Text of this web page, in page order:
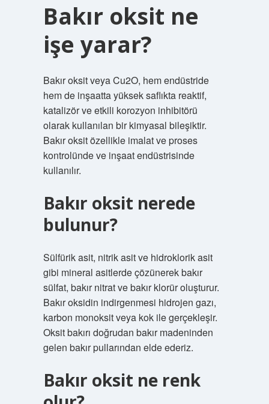
Bakır oksit ne
işe yarar?
Bakır oksit veya Cu2O, hem endüstride
hem de inşaatta yüksek saflıkta reaktif,
katalizör ve etkili korozyon inhibitörü
olarak kullanılan bir kimyasal bileşiktir.
Bakır oksit özellikle imalat ve proses
kontrolünde ve inşaat endüstrisinde
kullanılır.
Bakır oksit nerede
bulunur?
Sülfürik asit, nitrik asit ve hidroklorik asit
gibi mineral asitlerde çözünerek bakır
sülfat, bakır nitrat ve bakır klorür oluşturur.
Bakır oksidin indirgenmesi hidrojen gazı,
karbon monoksit veya kok ile gerçekleşir.
Oksit bakırı doğrudan bakır madeninden
gelen bakır pullarından elde ederiz.
Bakır oksit ne renk